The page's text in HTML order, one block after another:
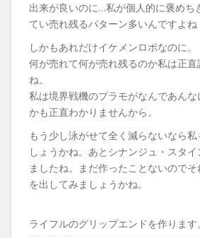
出来が良いのに…私が個人的に褒めち
てい売れ残るパターン多いんですよね
しかもあれだけイケメンロボなのに。
何が売れて何が売れ残るのか私は正直
ね。
私は境界戦機のプラモがなんであん
かも正直わかりませんから。
もう少し泳がせて全く減らないなら
しょうかね。あとシナンジュ・スタ
ましたね。まだ作ったことないので
を出してみましょうかね。
ライフルのグリップエンドを作ります。